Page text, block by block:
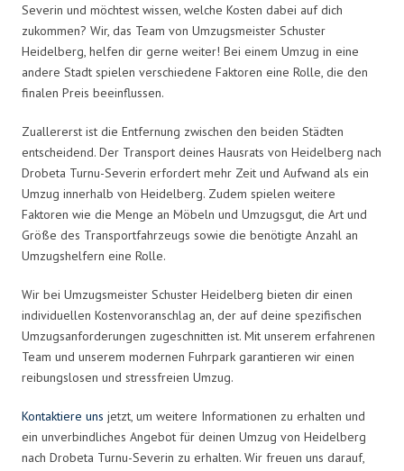
Severin und möchtest wissen, welche Kosten dabei auf dich
zukommen? Wir, das Team von Umzugsmeister Schuster
Heidelberg, helfen dir gerne weiter! Bei einem Umzug in eine
andere Stadt spielen verschiedene Faktoren eine Rolle, die den
finalen Preis beeinflussen.
Zuallererst ist die Entfernung zwischen den beiden Städten
entscheidend. Der Transport deines Hausrats von Heidelberg nach
Drobeta Turnu-Severin erfordert mehr Zeit und Aufwand als ein
Umzug innerhalb von Heidelberg. Zudem spielen weitere
Faktoren wie die Menge an Möbeln und Umzugsgut, die Art und
Größe des Transportfahrzeugs sowie die benötigte Anzahl an
Umzugshelfern eine Rolle.
Wir bei Umzugsmeister Schuster Heidelberg bieten dir einen
individuellen Kostenvoranschlag an, der auf deine spezifischen
Umzugsanforderungen zugeschnitten ist. Mit unserem erfahrenen
Team und unserem modernen Fuhrpark garantieren wir einen
reibungslosen und stressfreien Umzug.
Kontaktiere uns jetzt, um weitere Informationen zu erhalten und
ein unverbindliches Angebot für deinen Umzug von Heidelberg
nach Drobeta Turnu-Severin zu erhalten. Wir freuen uns darauf,